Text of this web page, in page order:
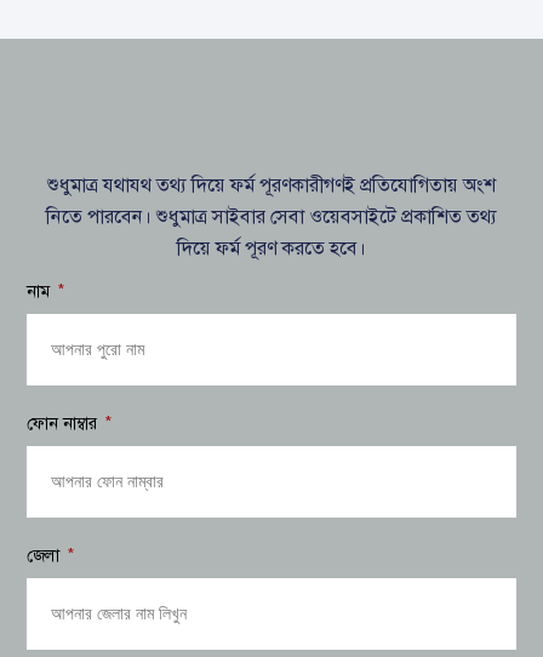
শুধুমাত্র যথাযথ তথ্য দিয়ে ফর্ম পূরণকারীগণই প্রতিযোগিতায় অংশ
নিতে পারবেন। শুধুমাত্র সাইবার সেবা ওয়েবসাইটে প্রকাশিত তথ্য
দিয়ে ফর্ম পূরণ করতে হবে।
নাম
ফোন নাম্বার
জেলা